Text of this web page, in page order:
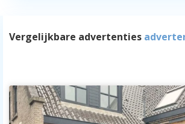
Vergelijkbare advertenties